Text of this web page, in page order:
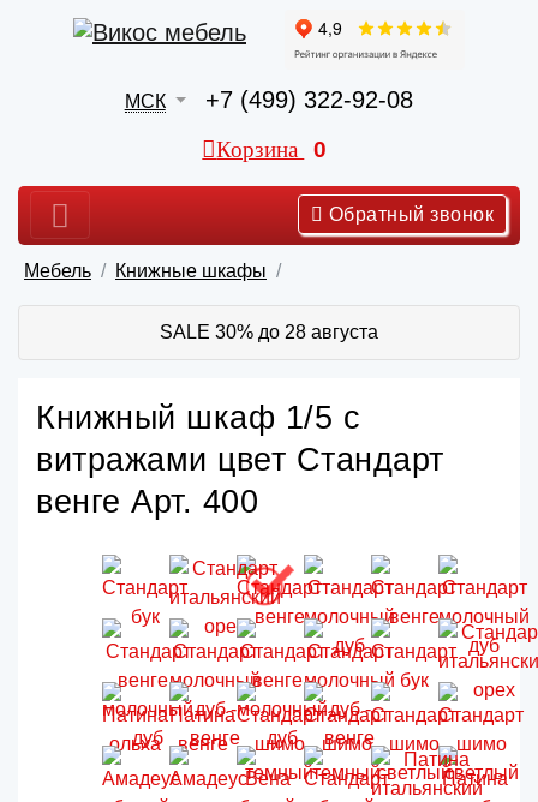
МСК +7 (499) 322-92-08
Корзина 0
Обратный звонок
Мебель Книжные шкафы
SALE 30% до 28 августа
Книжный шкаф 1/5 с
витражами цвет Стандарт
венге Арт. 400